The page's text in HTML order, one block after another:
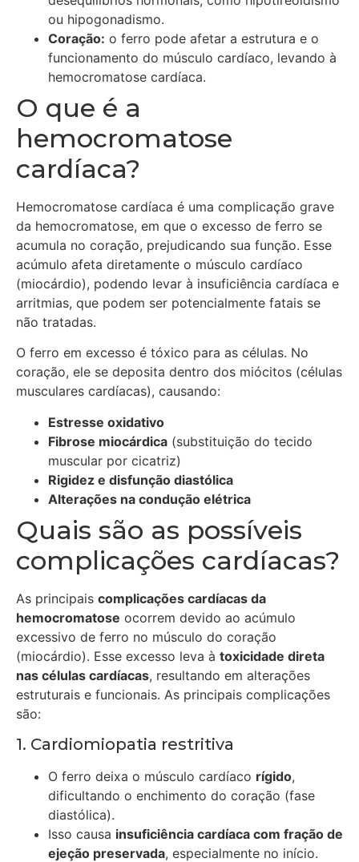
ou hipogonadismo.
Coração: o ferro pode afetar a estrutura e o
funcionamento do músculo cardíaco, levando à
hemocromatose cardíaca.
O que é a
hemocromatose
cardíaca?
Hemocromatose cardíaca é uma complicação grave
da hemocromatose, em que o excesso de ferro se
acumula no coração, prejudicando sua função. Esse
acúmulo afeta diretamente o músculo cardíaco
(miocárdio), podendo levar à insuficiência cardíaca e
arritmias, que podem ser potencialmente fatais se
não tratadas.
O ferro em excesso é tóxico para as células. No
coração, ele se deposita dentro dos miócitos (células
musculares cardíacas), causando:
Estresse oxidativo
Fibrose miocárdica (substituição do tecido
muscular por cicatriz)
Rigidez e disfunção diastólica
Alterações na condução elétrica
Quais são as possíveis
complicações cardíacas?
As principais complicações cardíacas da
hemocromatose ocorrem devido ao acúmulo
excessivo de ferro no músculo do coração
(miocárdio). Esse excesso leva à toxicidade direta
nas células cardíacas, resultando em alterações
estruturais e funcionais. As principais complicações
são:
1. Cardiomiopatia restritiva
O ferro deixa o músculo cardíaco rígido,
dificultando o enchimento do coração (fase
diastólica).
Isso causa insuficiência cardíaca com fração de
ejeção preservada, especialmente no início.